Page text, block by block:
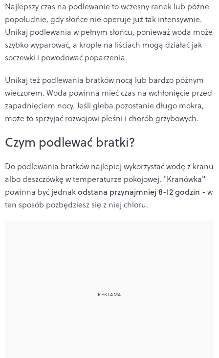
Najlepszy czas na podlewanie to wczesny ranek lub późne
popołudnie, gdy słońce nie operuje już tak intensywnie.
Unikaj podlewania w pełnym słońcu, ponieważ woda może
szybko wyparować, a krople na liściach mogą działać jak
soczewki i powodować poparzenia.
Unikaj też podlewania bratków nocą lub bardzo późnym
wieczorem. Woda powinna mieć czas na wchłonięcie przed
zapadnięciem nocy. Jeśli gleba pozostanie długo mokra,
może to sprzyjać rozwojowi pleśni i chorób grzybowych.
Czym podlewać bratki?
Do podlewania bratków najlepiej wykorzystać wodę z kranu
albo deszczówkę w temperaturze pokojowej. "Kranówka"
powinna być jednakodstana przynajmniej 8-12 godzin - w
ten sposób pozbędziesz się z niej chloru.